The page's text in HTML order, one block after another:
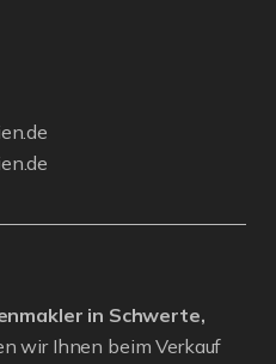
in Schwerte,
wir Ihnen beim Verkauf